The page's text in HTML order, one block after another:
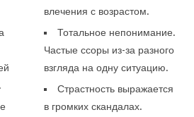
влечения с возрастом.
Тотальное непонимание.
Частые ссоры из-за разного
взгляда на одну ситуацию.
Страстность выражается
в громких скандалах.